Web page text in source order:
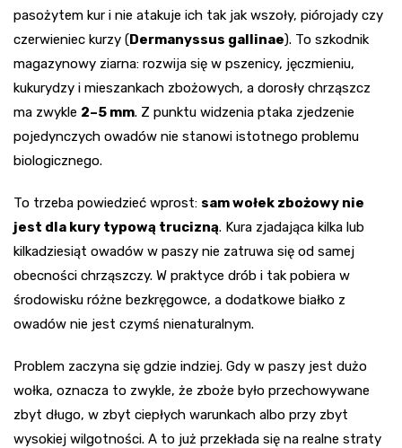
pasożytem kur i nie atakuje ich tak jak wszoły, piórojady czy
czerwieniec kurzy (Dermanyssus gallinae). To szkodnik
magazynowy ziarna: rozwija się w pszenicy, jęczmieniu,
kukurydzy i mieszankach zbożowych, a dorosły chrząszcz
ma zwykle 2–5 mm. Z punktu widzenia ptaka zjedzenie
pojedynczych owadów nie stanowi istotnego problemu
biologicznego.
To trzeba powiedzieć wprost: sam wołek zbożowy nie
jest dla kury typową trucizną. Kura zjadająca kilka lub
kilkadziesiąt owadów w paszy nie zatruwa się od samej
obecności chrząszczy. W praktyce drób i tak pobiera w
środowisku różne bezkręgowce, a dodatkowe białko z
owadów nie jest czymś nienaturalnym.
Problem zaczyna się gdzie indziej. Gdy w paszy jest dużo
wołka, oznacza to zwykle, że zboże było przechowywane
zbyt długo, w zbyt ciepłych warunkach albo przy zbyt
wysokiej wilgotności. A to już przekłada się na realne straty